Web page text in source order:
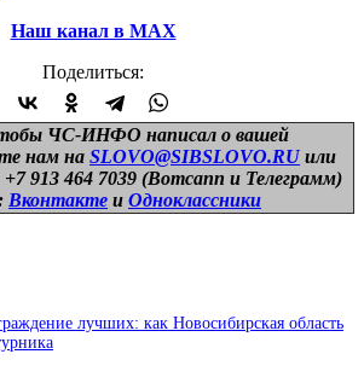
Наш канал в МАХ
Поделиться:
ЧС-ИНФО написал о вашей
нам на SLOVO@SIBSLOVO.RU или
913 464 7039 (Вотсапп и Телеграмм)
Вконтакте и Одноклассники
лучших: как Новосибирская область